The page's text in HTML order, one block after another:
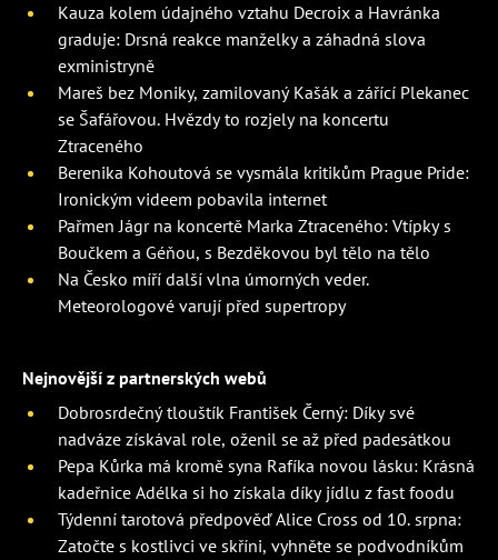
Kauza kolem údajného vztahu Decroix a Havránka
graduje: Drsná reakce manželky a záhadná slova
exministryně
Mareš bez Moniky, zamilovaný Kašák a zářící Plekanec
se Šafářovou. Hvězdy to rozjely na koncertu
Ztraceného
Berenika Kohoutová se vysmála kritikům Prague Pride:
Ironickým videem pobavila internet
Pařmen Jágr na koncertě Marka Ztraceného: Vtípky s
Boučkem a Géňou, s Bezděkovou byl tělo na tělo
Na Česko míří další vlna úmorných veder.
Meteorologové varují před supertropy
Nejnovější z partnerských webů
Dobrosrdečný tlouštík František Černý: Díky své
nadváze získával role, oženil se až před padesátkou
Pepa Kůrka má kromě syna Rafíka novou lásku: Krásná
kadeřnice Adélka si ho získala díky jídlu z fast foodu
Týdenní tarotová předpověď Alice Cross od 10. srpna:
Zatočte s kostlivci ve skříni, vyhněte se podvodníkům